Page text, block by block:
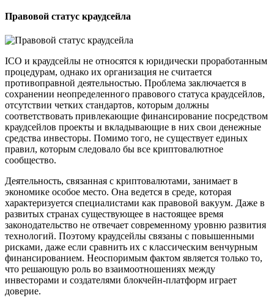
Правовой статус краудсейла
ICO и краудсейлы не относятся к юридически проработанным
процедурам, однако их организация не считается
противоправной деятельностью. Проблема заключается в
сохранении неопределенного правового статуса краудсейлов,
отсутствии четких стандартов, которым должны
соответствовать привлекающие финансирование посредством
краудсейлов проекты и вкладывающие в них свои денежные
средства инвесторы. Помимо того, не существует единых
правил, которым следовало бы все криптовалютное
сообщество.
Деятельность, связанная с криптовалютами, занимает в
экономике особое место. Она ведется в среде, которая
характеризуется специалистами как правовой вакуум. Даже в
развитых странах существующее в настоящее время
законодательство не отвечает современному уровню развития
технологий. Поэтому краудсейлы связаны с повышенными
рисками, даже если сравнить их с классическим венчурным
финансированием. Неоспоримым фактом является только то,
что решающую роль во взаимоотношениях между
инвесторами и создателями блокчейн-платформ играет
доверие.